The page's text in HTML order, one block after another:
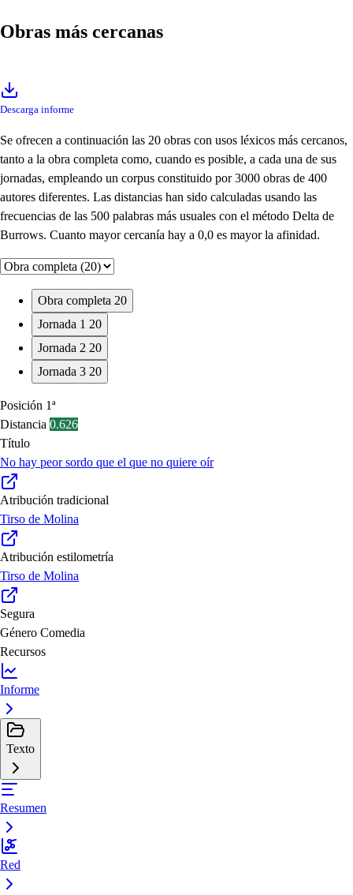
Obras más cercanas
Descarga informe
Se ofrecen a continuación las 20 obras con usos léxicos más cercanos,
tanto a la obra completa como, cuando es posible, a cada una de sus
jornadas, empleando un corpus constituido por 3000 obras de 400
autores diferentes. Las distancias han sido calculadas usando las
frecuencias de las 500 palabras más usuales con el método Delta de
Burrows. Cuanto mayor cercanía hay a 0,0 es mayor la afinidad.
Obra completa 20
Jornada 1 20
Jornada 2 20
Jornada 3 20
Posición 1ª
Distancia 0.626
Título
No hay peor sordo que el que no quiere oír
Atribución tradicional
Tirso de Molina
Atribución estilometría
Tirso de Molina
Segura
Género Comedia
Recursos
Informe
Texto
Resumen
Red